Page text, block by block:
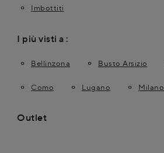
Imbottiti
I più visti a :
Bellinzona Busto Arsizio
Como Lugano Milano
Outlet